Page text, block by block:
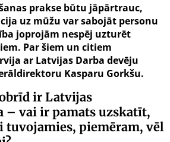
prakse būtu jāpārtrauc,
uz mūžu var sabojāt personu
joprojām nespēj uzturēt
Par šiem un citiem
ar Latvijas Darba devēju
Kasparu Gorkšu.
ir Latvijas
– vai ir pamats uzskatīt,
tuvojamies, piemēram, vēl